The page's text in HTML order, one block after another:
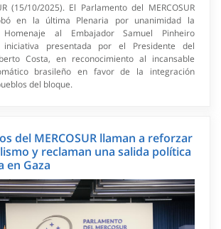
(15/10/2025). El Parlamento del MERCOSUR
en la última Plenaria por unanimidad la
al Embajador Samuel Pinheiro
iniciativa presentada por el Presidente del
Costa, en reconocimiento al incansable
brasileño en favor de la integración
del bloque.
del MERCOSUR llaman a reforzar
y reclaman una salida política
en Gaza